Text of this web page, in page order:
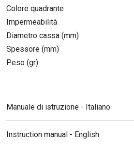
Colore quadrante
Impermeabilità
Diametro cassa (mm)
Spessore (mm)
Peso (gr)
Manuale di istruzione - Italiano
Instruction manual - English